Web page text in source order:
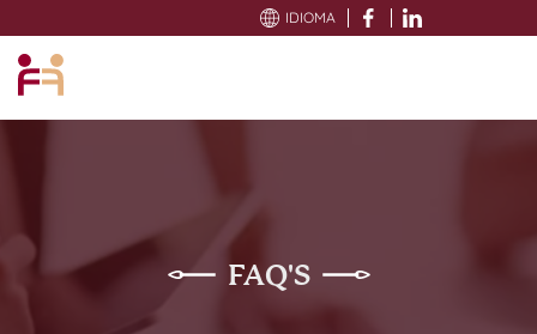
IDIOMA
CONTACTOS
FAQ'S